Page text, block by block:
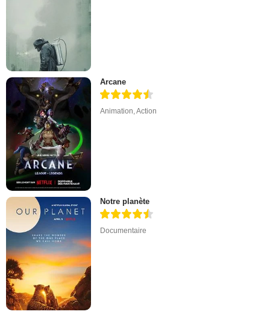
Arcane
Animation ,Action
Notre planète
Documentaire